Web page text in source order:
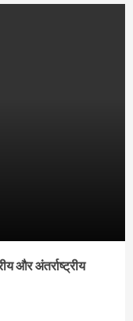
और अंतर्राष्ट्रीय